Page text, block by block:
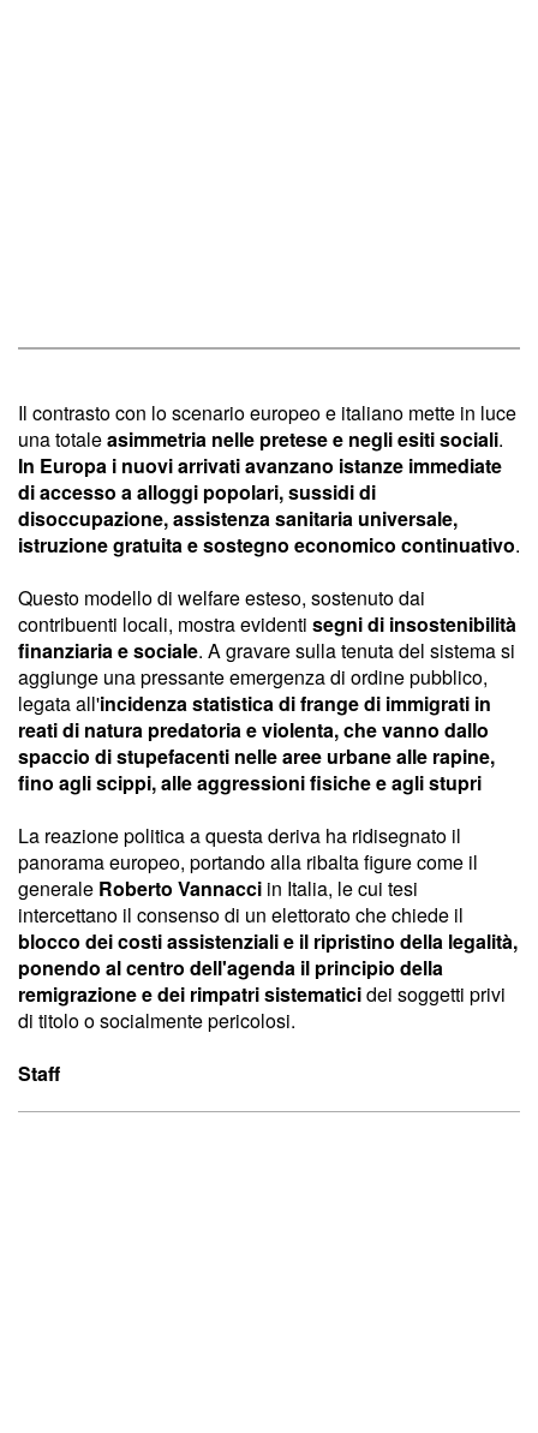
Il contrasto con lo scenario europeo e italiano mette in luce
una totaleasimmetria nelle pretese e negli esiti sociali.
In Europa i nuovi arrivati avanzano istanze immediate
di accesso a alloggi popolari, sussidi di
disoccupazione, assistenza sanitaria universale,
istruzione gratuita e sostegno economico continuativo.
Questo modello di welfare esteso, sostenuto dai
contribuenti locali, mostra evidenti segni di insostenibilità
finanziaria e sociale. A gravare sulla tenuta del sistema si
aggiunge una pressante emergenza di ordine pubblico,
legata all'incidenza statistica di frange di immigrati in
reati di natura predatoria e violenta, che vanno dallo
spaccio di stupefacenti nelle aree urbane alle rapine,
fino agli scippi, alle aggressioni fisiche e agli stupri
La reazione politica a questa deriva ha ridisegnato il
panorama europeo, portando alla ribalta figure come il
generale Roberto Vannacci in Italia, le cui tesi
intercettano il consenso di un elettorato che chiede il
blocco dei costi assistenziali e il ripristino della legalità,
ponendo al centro dell'agenda il principio della
remigrazione e dei rimpatri sistematicidei soggetti privi
di titolo o socialmente pericolosi.
Staff